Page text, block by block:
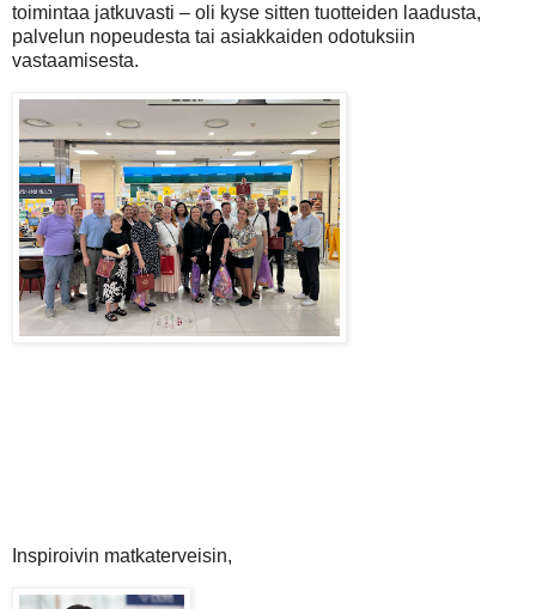
toimintaa jatkuvasti – oli kyse sitten tuotteiden laadusta,
palvelun nopeudesta tai asiakkaiden odotuksiin
vastaamisesta.
Inspiroivin matkaterveisin,